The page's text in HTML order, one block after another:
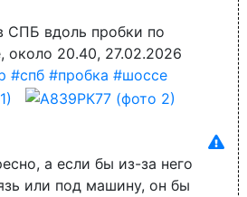
СПБ вдоль пробки по
около 20.40, 27.02.2026
#спб #пробка #шоссе
а если бы из-за него
или под машину, он бы